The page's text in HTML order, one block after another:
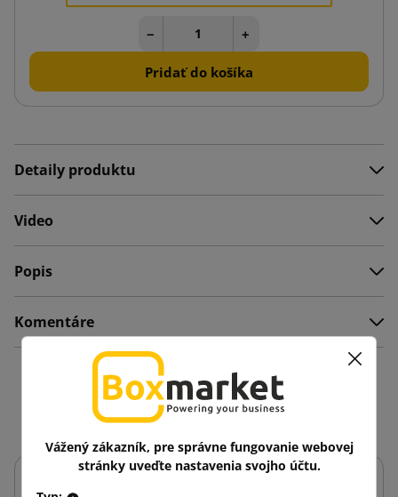
− +
Pridať do košíka
Detaily produktu
Video
Popis
Komentáre
Mohlo by vás zaujať aj
Vážený zákazník, pre správne fungovanie webovej
stránky uveďte nastavenia svojho účtu.